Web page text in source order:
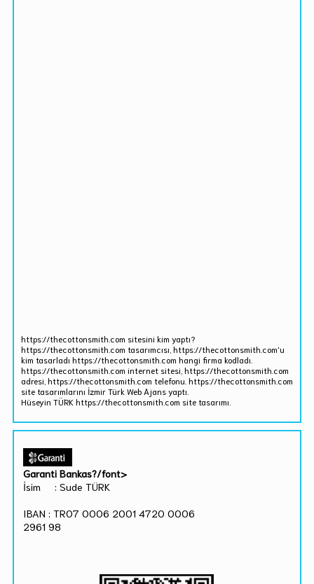
https://thecottonsmith.com sitesini kim yaptı?
https://thecottonsmith.com tasarımcısı, https://thecottonsmith.com'u
kim tasarladı https://thecottonsmith.com hangi firma kodladı.
https://thecottonsmith.com internet sitesi, https://thecottonsmith.com
adresi, https://thecottonsmith.com telefonu. https://thecottonsmith.com
site tasarımlarını İzmir Türk Web Ajans yaptı.
Hüseyin TÜRK https://thecottonsmith.com site tasarımı.
Garanti Bankas?/font>
İsim : Sude TÜRK
IBAN : TR07 0006 2001 4720 0006
2961 98